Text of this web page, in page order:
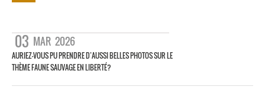
03 MAR 2026
AURIEZ-VOUS PU PRENDRE D’AUSSI BELLES PHOTOS SUR LE
THÈME FAUNE SAUVAGE EN LIBERTÉ?